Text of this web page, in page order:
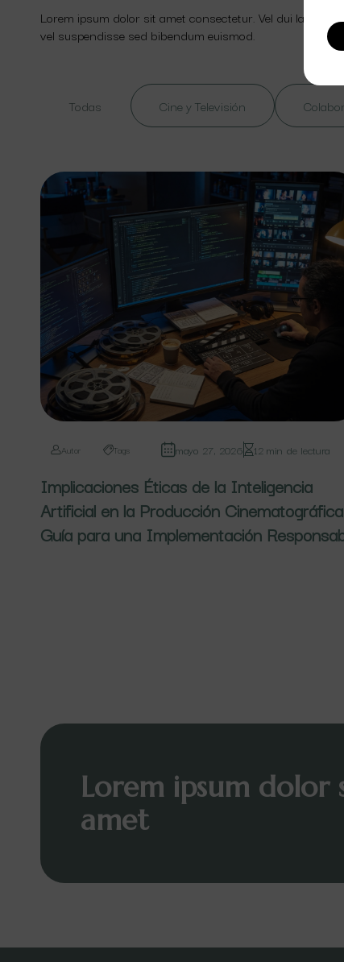
Lorem ipsum dolor sit amet consectetur. Vel dui lacinia
vel suspendisse sed bibendum euismod.
Todas Cine y Televisión
Autor Tags mayo 27, 2026 12 min de lectura
Implicaciones Éticas de la Inteligencia
Artificial en la Producción
Guía para una Implementación
Lorem ipsum dolor
amet